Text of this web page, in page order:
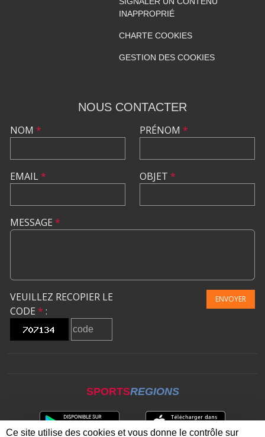
INAPPROPRIÉ
CHARTE COOKIES
GESTION DES COOKIES
NOUS CONTACTER
NOM *
EMAIL*
PRÉNOM *
OBJET *
MESSAGE *
VEUILLEZ RECOPIER LE
CODE * :
ENVOYER
SPORTSREGIONS
Ce site utilise des cookies et vous donne le contrôle sur